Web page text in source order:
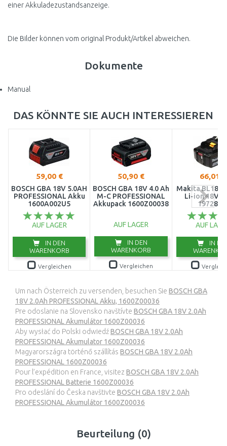
einer Akkuladezustandsanzeige.
Die Bilder können vom original Produkt/Artikel abweichen.
Dokumente
Manual
DAS KÖNNTE SIE AUCH INTERESSIEREN
59,00 €
BOSCH GBA 18V 5.0AH
PROFESSIONAL Akku
1600A002U5
AUF LAGER
IN DEN
WARENKORB
Vergleichen
50,90 €
BOSCH GBA 18V 4.0 Ah
M-C PROFESSIONAL
Akkupack 1600Z00038
AUF LAGER
IN DEN
WARENKORB
Vergleichen
66,01 €
Makita
Li-ion 18V/
197280-
AUF
IN
Um nach Österreich zu versenden, besuchen Sie BOSCH GBA
18V 2.0Ah PROFESSIONAL Akku, 1600Z00036
Pre odoslanie na Slovensko navštívte BOSCH GBA 18V 2.0Ah
PROFESSIONAL Akumulátor 1600Z00036
Aby wysłać do Polski odwiedźBOSCH GBA 18V 2.0Ah
PROFESSIONAL Akumulator 1600Z00036
Magyarországra történő szállítás BOSCH GBA 18V 2.0Ah
PROFESSIONAL 1600Z00036
Pour l’expédition en France, visitez BOSCH GBA 18V 2.0Ah
PROFESSIONAL Batterie 1600Z00036
Pro odeslání do Česka navštivte BOSCH GBA 18V 2.0Ah
PROFESSIONAL Akumulátor 1600Z00036
Beurteilung (0)